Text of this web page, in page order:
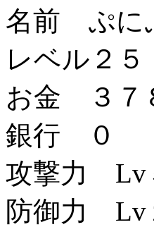
名前 ぷに
レベル２５
お金 ３７
銀行 ０
攻撃力 Lv
防御力 Lv